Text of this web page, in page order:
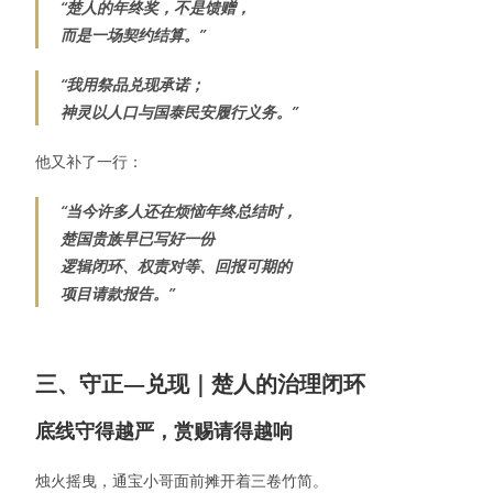
“楚人的年终奖，不是馈赠，
而是一场契约结算。”
“我用祭品兑现承诺；
神灵以人口与国泰民安履行义务。”
他又补了一行：
“当今许多人还在烦恼年终总结时，
楚国贵族早已写好一份
逻辑闭环、权责对等、回报可期的
项目请款报告。”
三、守正—兑现｜楚人的治理闭环
底线守得越严，赏赐请得越响
烛火摇曳，通宝小哥面前摊开着三卷竹简。